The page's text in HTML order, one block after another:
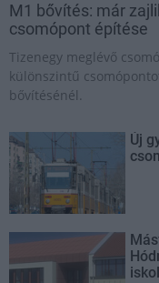
M1 bővítés: már
csomópont építése
Tizenegy meglévő
különszintű
bővítésénél.
Új